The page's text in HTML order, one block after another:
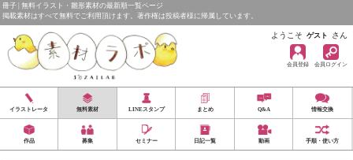
冊子 | 無料イラスト・雛形素材の最新順一覧ページ
掲載素材はすべて無料でご利用頂けます。著作権は投稿者様に帰属しています。
ようこそ ゲスト さん
会員登録 会員ログイン
イラストレータ 無料素材 LINEスタンプ まとめ Q&A 情報交換
作品 募集 セミナー 日記一覧 動画 手順・使い方